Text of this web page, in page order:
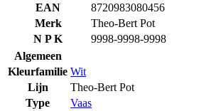
EAN
8720983080456
Merk
Theo-Bert Pot
N P K
9998-9998-9998
Algemeen
Kleurfamilie Wit
Lijn
Theo-Bert Pot
Type
Vaas